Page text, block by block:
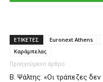
ΕΤΙΚΕΤΕΣ Euronext Athens
Καράμπελας
Προηγούμενο άρθρο
Β. Ψάλτης: «Οι τράπεζες δεν